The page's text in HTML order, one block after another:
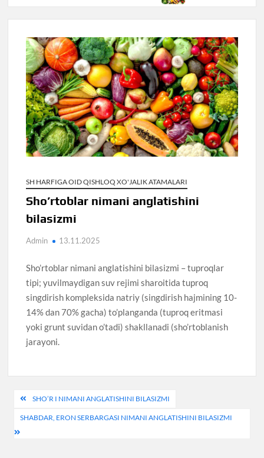
SH HARFIGA OID QISHLOQ XO'JALIK ATAMALARI
Sho’rtoblar nimani anglatishini
bilasizmi
Admin 13.11.2025
Sho’rtoblar nimani anglatishini bilasizmi – tuproqlar
tipi; yuvilmaydigan suv rejimi sharoitida tuproq
singdirish kompleksida natriy (singdirish hajmining 10-
14% dan 70% gacha) to’planganda (tuproq eritmasi
yoki grunt suvidan o’tadi) shakllanadi (sho’rtoblanish
jarayoni.
Навигация
по
записям
SHO’R I NIMANI ANGLATISHINI BILASIZMI
SHABDAR, ERON SERBARGASI NIMANI ANGLATISHINI BILASIZMI